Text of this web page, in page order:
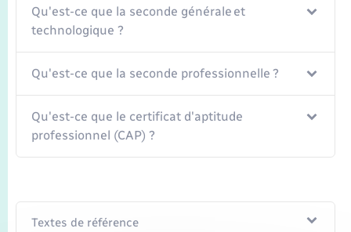
Qu'est-ce que la seconde générale et
technologique ?
Qu'est-ce que la seconde professionnelle ?
Qu'est-ce que le certificat d'aptitude
professionnel (CAP) ?
Textes de référence